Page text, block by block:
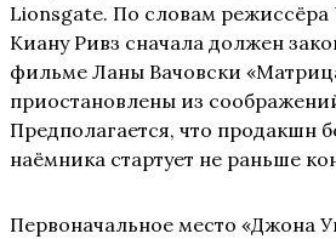
Lionsgate. По словам режиссёра
Киану Ривз сначала должен
фильме Ланы Вачовски
приостановлены из
Предполагается, что продакшн
наёмника стартует не раньше
Первоначальное место «Джона